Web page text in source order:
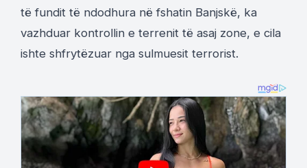
të fundit të ndodhura në fshatin Banjskë, ka
vazhduar kontrollin e terrenit të asaj zone, e cila
ishte shfrytëzuar nga sulmuesit terrorist.